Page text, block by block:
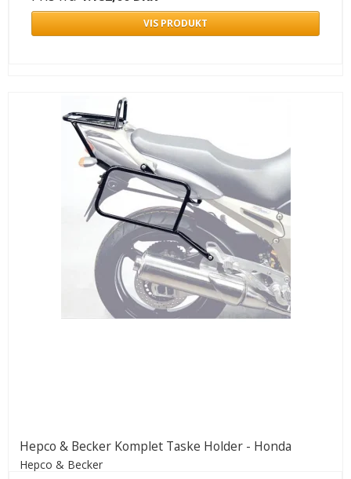
VIS PRODUKT
Hepco & Becker Komplet Taske Holder - Honda
Hepco & Becker